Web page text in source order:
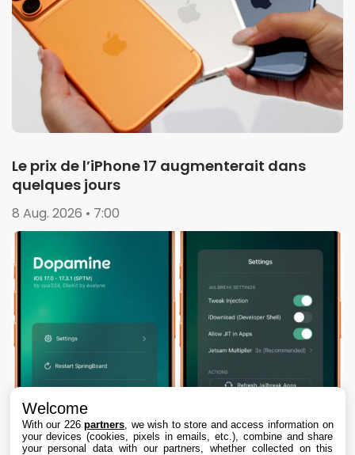
Le prix de l’iPhone 17 augmenterait dans
quelques jours
8 Aug. 2026 • 7:00
Welcome
With our 226partners , we wish to store and access information on
your devices (cookies, pixels in emails, etc.), combine and share
your personal data with our partners, whether collected on this